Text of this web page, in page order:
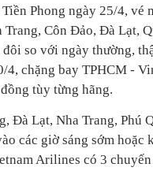
Phong ngày 25/4, vé
Côn Đảo, Đà Lạt,
so với ngày thường,
4, chặng bay TPHCM -
tùy từng hãng.
Đà Lạt, Nha Trang, Phú
các giờ sáng sớm hoặc
Arilines có 3